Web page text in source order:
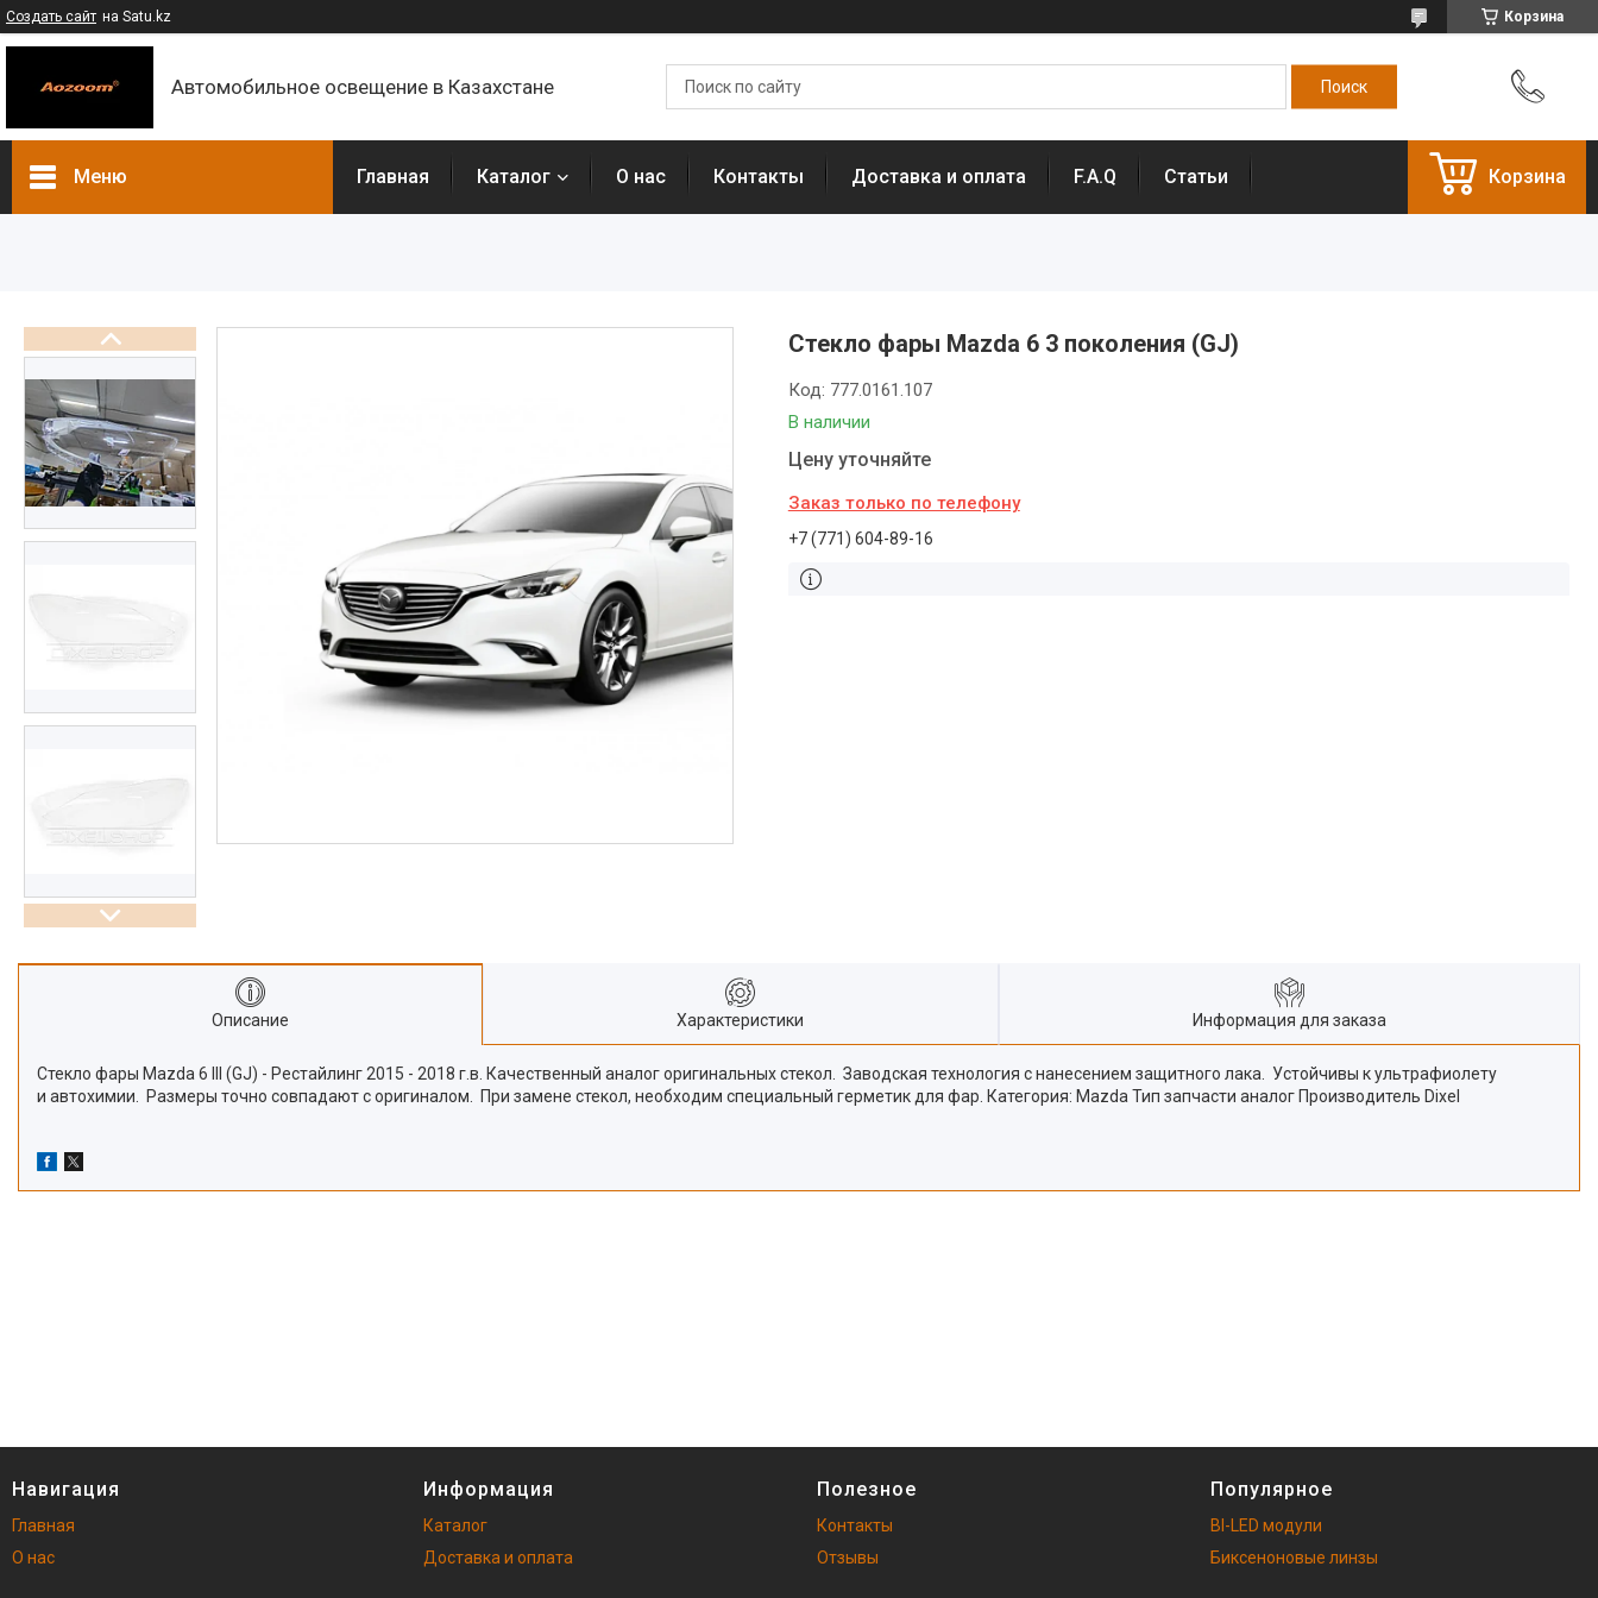
Создать сайт на Satu.kz Корзина
Автомобильное освещение в Казахстане
Меню
Доставка и оплата
F.A.Q
Главная Каталог О нас Контакты Доставка и оплата F.A.Q Статьи Корзина
Стекло фары Mazda 6 3 поколения (GJ)
В наличии
Код: 777.0161.107
Цену уточняйте
Заказ только по телефону
+7 (771) 604-89-16
Описание Характеристики Информация для заказа
Стекло фары Mazda 6 III (GJ) - Рестайлинг 2015 - 2018 г.в. Качественный аналог оригинальных стекол. Заводская технология с нанесением защитного лака. Устойчивы к ультрафиолету
и автохимии. Размеры точно совпадают с оригиналом. При замене стекол, необходим специальный герметик для фар. Категория: Mazda Тип запчасти аналог Производитель Dixel
Навигация
Главная
О нас
Информация
Каталог
Доставка и оплата
Полезное
Контакты
Отзывы
Популярное
BI-LED модули
Биксеноновые линзы